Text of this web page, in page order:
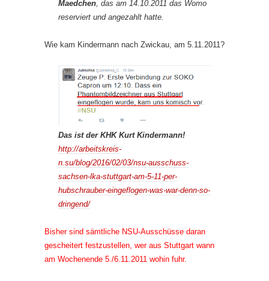
Maedchen, das am 14.10.2011 das Womo
reserviert und angezahlt hatte.
Wie kam Kindermann nach Zwickau, am 5.11.2011?
Das ist der KHK Kurt Kindermann!
http://arbeitskreis-
n.su/blog/2016/02/03/nsu-ausschuss-
sachsen-lka-stuttgart-am-5-11-per-
hubschrauber-eingeflogen-was-war-denn-so-
dringend/
Bisher sind sämtliche NSU-Ausschüsse daran
gescheitert festzustellen, wer aus Stuttgart wann
am Wochenende 5./6.11.2011 wohin fuhr.